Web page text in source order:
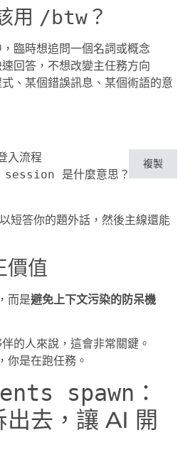
用 /btw ？
臨時想追問一個名詞或概念
回答，不想改變主任務方向
、某個錯誤訊息、某個術語的意
入流程
是什麼意思？
複製
短答你的題外話，然後主線還能
價值
而是避免上下文污染的防呆機
的人來說，這會非常關鍵。
你是在跑任務。
spawn ：
去，讓 AI 開